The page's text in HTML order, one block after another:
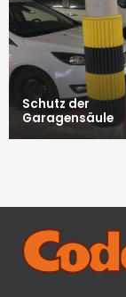
Schutz der
Garagensäule